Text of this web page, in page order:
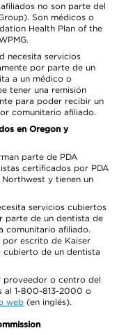
no son parte del
Son médicos o
Health Plan of the
necesita servicios
por parte de un
a un médico o
tener una remisión
para poder recibir un
comunitario afiliado.
en Oregon y
parte de PDA
certificados por PDA
y tienen un
servicios cubiertos
parte de un dentista de
comunitario afiliado.
por escrito de Kaiser
cubierto de un dentista
proveedor o centro del
al 1-800-813-2000 o
web (en inglés).